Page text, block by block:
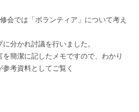
会では「ボランティア」について考え
分かれ討議を行いました。
を簡潔に記したメモですので、わかり
考資料としてご覧く